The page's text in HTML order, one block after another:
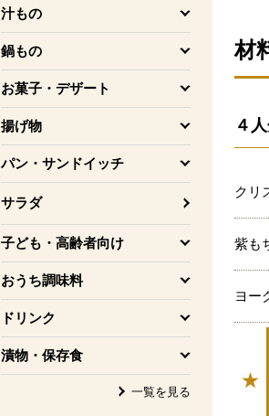
汁もの
を開く
鍋もの
を開く
お菓子・デザート
を開く
揚げ物
を開く
パン・サンドイッチ
を開く
サラダ
子ども・高齢者向け
を開く
おうち調味料
を開く
ドリンク
を開く
漬物・保存食
を開く
一覧を見る
材
４
クリ
紫も
ヨー
★